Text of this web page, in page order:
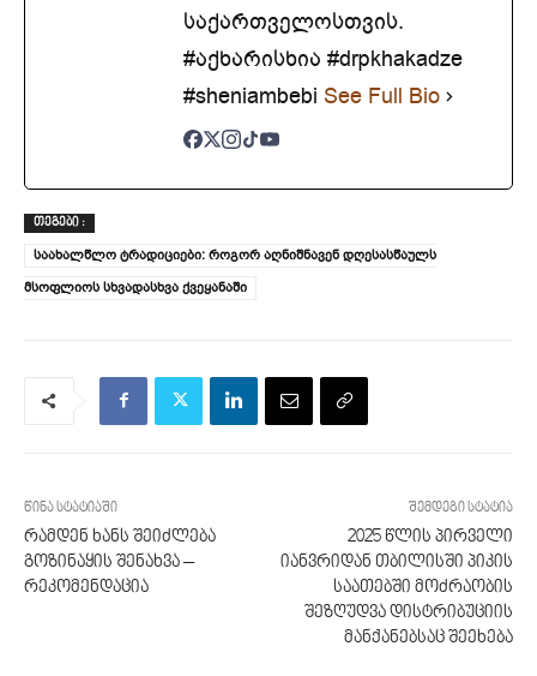
საქართველოსთვის.
#აქხარისხია #drpkhakadze
#sheniambebi See Full Bio
ᲗᲔᲒᲔᲑᲘ :
საახალწლო ტრადიციები: როგორ აღნიშნავენ დღესასწაულს
მსოფლიოს სხვადასხვა ქვეყანაში
წინა სტატიაში
რამდენ ხანს შეიძლება
გოზინაყის შენახვა –
რეკომენდაცია
შემდეგი სტატია
2025 წლის პირველი
იანვრიდან თბილისში პიკის
საათებში მოძრაობის
შეზღუდვა დისტრიბუციის
მანქანებსაც შეეხება